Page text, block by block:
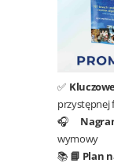
✅
przystępnej
🎧
wymowy
📚 📘 Plan